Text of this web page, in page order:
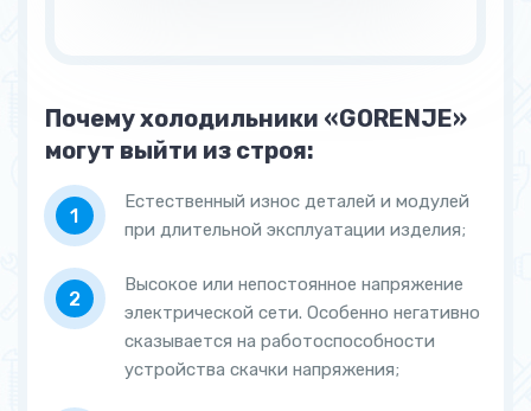
RK 68 SYB2 RKI 4181 AW
RKI 5181 KW И другие
Почему холодильники «GORENJE»
могут выйти из строя:
Естественный износ деталей и модулей
при длительной эксплуатации изделия;
Высокое или непостоянное напряжение
электрической сети. Особенно негативно
сказывается на работоспособности
устройства скачки напряжения;